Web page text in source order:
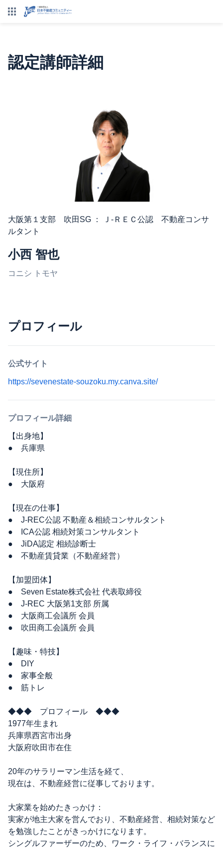
認定講師詳細
大阪第１支部 吹田SG ： Ｊ-ＲＥＣ公認 不動産コンサ
ルタント
小西 智也
コニシ トモヤ
プロフィール
公式サイト
https://sevenestate-souzoku.my.canva.site/
プロフィール詳細
【出身地】
● 兵庫県
【現住所】
● 大阪府
【現在の仕事】
● J-REC公認 不動産＆相続コンサルタント
● ICA公認 相続対策コンサルタント
● JiDA認定 相続診断士
● 不動産賃貸業（不動産経営）
【加盟団体】
● Seven Estate株式会社 代表取締役
● J-REC 大阪第1支部 所属
● 大阪商工会議所 会員
● 吹田商工会議所 会員
【趣味・特技】
● DIY
● 家事全般
● 筋トレ
◆◆◆ プロフィール ◆◆◆
1977年生まれ
兵庫県西宮市出身
大阪府吹田市在住
20年のサラリーマン生活を経て、
現在は、不動産経営に従事しております。
大家業を始めたきっかけ：
実家が地主大家を営んでおり、不動産経営、相続対策など
を勉強したことがきっかけになります。
シングルファーザーのため、ワーク・ライフ・バランスに